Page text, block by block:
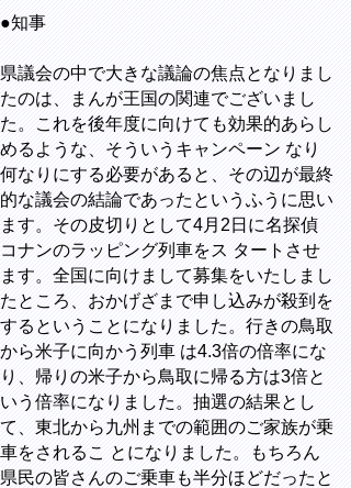
●知事
県議会の中で大きな議論の焦点となりまし
たのは、まんが王国の関連でございまし
た。これを後年度に向けても効果的あらし
めるような、そういうキャンペーン なり
何なりにする必要があると、その辺が最終
的な議会の結論であったというふうに思い
ます。その皮切りとして4月2日に名探偵
コナンのラッピング列車をス タートさせ
ます。全国に向けまして募集をいたしまし
たところ、おかげざまで申し込みが殺到を
するということになりました。行きの鳥取
から米子に向かう列車 は4.3倍の倍率にな
り、帰りの米子から鳥取に帰る方は3倍と
いう倍率になりました。抽選の結果とし
て、東北から九州までの範囲のご家族が乗
車をされるこ とになりました。もちろん
県民の皆さんのご乗車も半分ほどだったと